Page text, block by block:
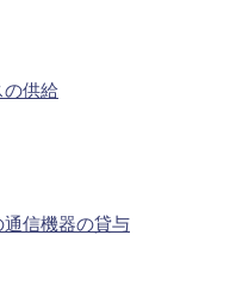
の供給
信機器の貸与